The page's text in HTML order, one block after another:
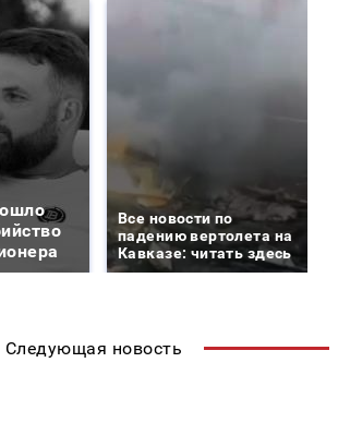
Все новости по
падению вертолета на
Кавказе: читать здесь
Следующая новость